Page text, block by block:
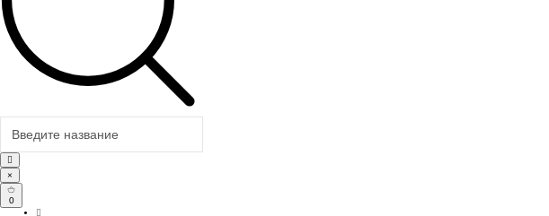
×
0